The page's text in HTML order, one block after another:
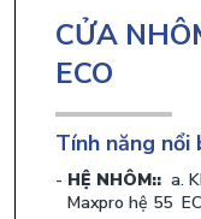
CỬA
ECO
Tính năng nổi
HỆ NHÔM:: a.
Maxpro hệ 55